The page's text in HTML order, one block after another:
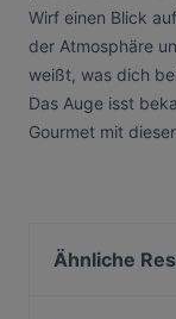
Wirf einen Blick
der Atmosphäre
weißt, was dich
Das Auge isst
Gourmet mit
Ähnliche